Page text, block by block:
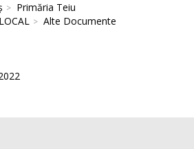
Primăria Teiu
Alte Documente